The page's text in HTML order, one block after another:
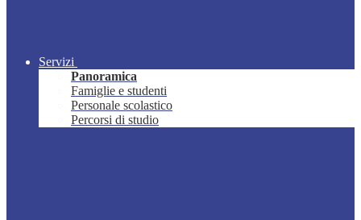
Servizi
Panoramica
Famiglie e studenti
Personale scolastico
Percorsi di studio